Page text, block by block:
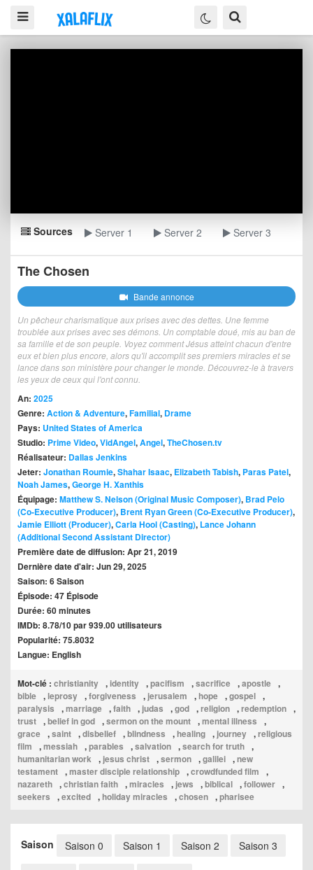
Sources Server 1 Server 2 Server 3
The Chosen
Bande annonce
Un pêcheur charismatique aux prises avec des dettes. Une femme
troublée aux prises avec ses démons. Un comptable doué, mis au ban de
sa famille et de son peuple. Voyez comment Jésus atteint chacun d'entre
eux et bien plus encore, alors qu'il accomplit ses premiers miracles et se
lance dans son ministère pour changer le monde. Découvrez-le à travers
les yeux de ceux qui l'ont connu.
An: 2025
Genre: Action & Adventure,Familial, Drame
Pays: United States of America
Studio: Prime Video,VidAngel,Angel,TheChosen.tv
Réalisateur: Dallas Jenkins
Jeter: Jonathan Roumie,Shahar Isaac, Elizabeth Tabish, Paras Patel,
Noah James,George H. Xanthis
Équipage: Matthew S. Nelson (Original Music Composer), Brad Pelo
(Co-Executive Producer), Brent Ryan Green (Co-Executive Producer),
Jamie Elliott (Producer),Carla Hool (Casting), Lance Johann
(Additional Second Assistant Director)
Première date de diffusion: Apr 21, 2019
Dernière date d'air: Jun 29, 2025
Saison: 6 Saison
Épisode: 47 Épisode
Durée: 60 minutes
IMDb: 8.78/10 par 939.00 utilisateurs
Popularité: 75.8032
Langue: English
Mot-clé : christianity , identity ,pacifism ,sacrifice ,apostle ,
bible , leprosy ,forgiveness , jerusalem , hope ,gospel ,
paralysis
,marriage ,faith , judas ,god ,religion ,redemption ,
trust ,belief in god ,sermon on the mount ,mental illness
,
grace ,saint ,disbelief ,blindness , healing , journey ,religious
film
,messiah ,parables ,salvation ,search for truth ,
humanitarian work , jesus christ ,sermon ,galilei ,new
testament ,master disciple relationship ,crowdfunded film
,
nazareth ,christian faith ,miracles , jews ,biblical ,follower ,
seekers
,excited , holiday miracles ,chosen ,pharisee
Saison Saison 0 Saison 1 Saison 2 Saison 3